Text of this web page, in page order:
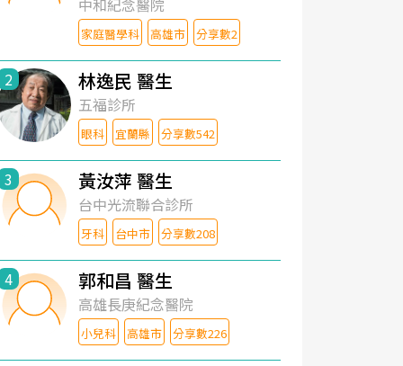
中和紀念醫院
家庭醫學科 高雄市 分享數2
2 林逸民 醫生
五福診所
眼科 宜蘭縣 分享數542
3 黃汝萍 醫生
台中光流聯合診所
牙科 台中市 分享數208
4 郭和昌 醫生
高雄長庚紀念醫院
小兒科 高雄市 分享數226